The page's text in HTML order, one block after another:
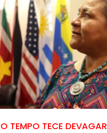
O TEMPO TECE DEVAGAR